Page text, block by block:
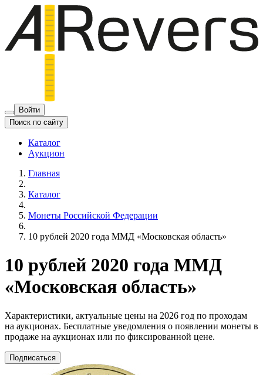
Войти
Поиск по сайту
Каталог
Аукцион
Главная
Каталог
Монеты Российской Федерации
10 рублей 2020 года ММД «Московская область»
10 рублей 2020 года ММД
«Московская область»
Характеристики, актуальные цены на 2026 год по проходам
на аукционах. Бесплатные уведомления о появлении монеты в
продаже на аукционах или по фиксированной цене.
Подписаться